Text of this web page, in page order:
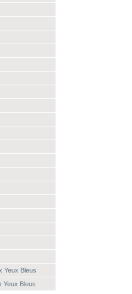
Yeux Bleus
Yeux Bleus